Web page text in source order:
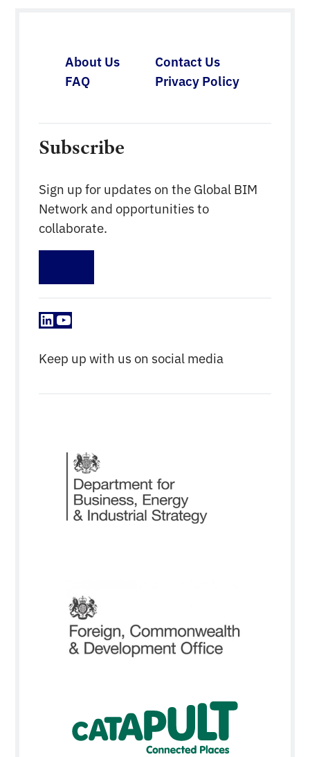
About Us
Contact Us
FAQ
Privacy Policy
Subscribe
Sign up for updates on the Global BIM
Network and opportunities to
collaborate.
LinkedIn
YouTube
Keep up with us on social media